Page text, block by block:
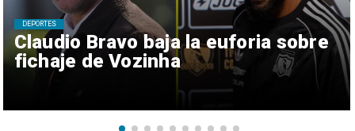
Claudio Bravo baja la euforia sobre
fichaje de Vozinha
DEPORTES